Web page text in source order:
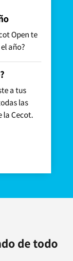
Open te
año?
a tus
las
la Cecot.
de todo